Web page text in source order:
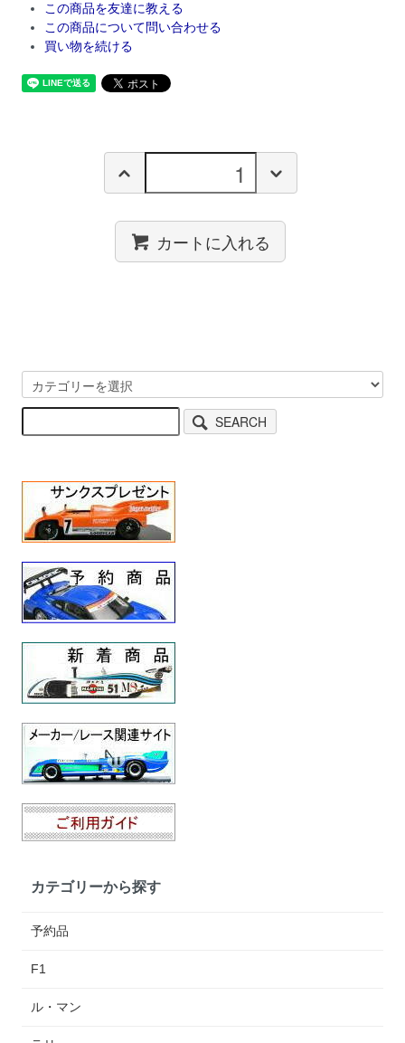
この商品を友達に教える
この商品について問い合わせる
買い物を続ける
カートに入れる
SEARCH
カテゴリーから探す
予約品
F1
ル・マン